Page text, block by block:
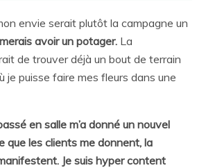
envie serait plutôt la campagne un
avoir un potager. La
de trouver déjà un bout de terrain
je puisse faire mes fleurs dans une
en salle m’a donné un nouvel
que les clients me donnent, la
Je suis hyper content